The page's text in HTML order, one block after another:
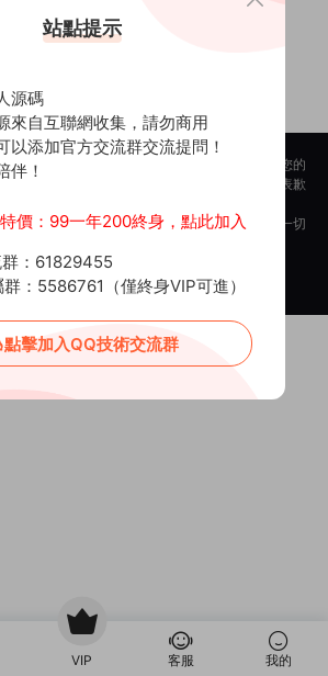
【我爲
端+Li
架設教
開網絡收集、轉發、二次開發而來，若侵犯了您的
，我們會及時删除，給您帶來的不便，我們深表歉
使用商業用途，請購買正版授權，否則産生的一切
MiR6.COMAll Rights Reserved
蜀ICP備2022016462号-2
VIP 客服 我的
站點提示
源碼
來自互聯網收集，請勿商用
以添加官方交流群交流提問！
伴！
價：99一年200終身，點此加入
：61829455
：5586761（僅終身VIP可進）
點擊加入QQ技術交流群